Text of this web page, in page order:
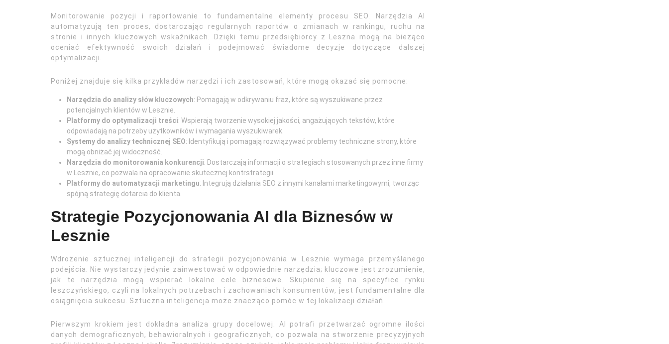
Monitorowanie pozycji i raportowanie to fundamentalne elementy procesu SEO. Narzędzia AI
automatyzują ten proces, dostarczając regularnych raportów o zmianach w rankingu, ruchu na
stronie i innych kluczowych wskaźnikach. Dzięki temu przedsiębiorcy z Leszna mogą na bieżąco
oceniać efektywność swoich działań i podejmować świadome decyzje dotyczące dalszej
optymalizacji.
Poniżej znajduje się kilka przykładów narzędzi i ich zastosowań, które mogą okazać się pomocne:
Narzędzia do analizy słów kluczowych: Pomagają w odkrywaniu fraz, które są wyszukiwane przez
potencjalnych klientów w Lesznie.
Platformy do optymalizacji treści: Wspierają tworzenie wysokiej jakości, angażujących tekstów, które
odpowiadają na potrzeby użytkowników i wymagania wyszukiwarek.
Systemy do analizy technicznej SEO: Identyfikują i pomagają rozwiązywać problemy techniczne strony, które
mogą obniżać jej widoczność.
Narzędzia do monitorowania konkurencji: Dostarczają informacji o strategiach stosowanych przez inne firmy
w Lesznie, co pozwala na opracowanie skutecznej kontrstrategii.
Platformy do automatyzacji marketingu: Integrują działania SEO z innymi kanałami marketingowymi, tworząc
spójną strategię dotarcia do klienta.
Strategie Pozycjonowania AI dla Biznesów w
Lesznie
Wdrożenie sztucznej inteligencji do strategii pozycjonowania w Lesznie wymaga przemyślanego
podejścia. Nie wystarczy jedynie zainwestować w odpowiednie narzędzia; kluczowe jest zrozumienie,
jak te narzędzia mogą wspierać lokalne cele biznesowe. Skupienie się na specyfice rynku
leszczyńskiego, czyli na lokalnych potrzebach i zachowaniach konsumentów, jest fundamentalne dla
osiągnięcia sukcesu. Sztuczna inteligencja może znacząco pomóc w tej lokalizacji działań.
Pierwszym krokiem jest dokładna analiza grupy docelowej. AI potrafi przetwarzać ogromne ilości
danych demograficznych, behawioralnych i geograficznych, co pozwala na stworzenie precyzyjnych